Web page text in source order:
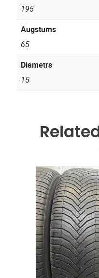
195
Augstums
65
Diametrs
15